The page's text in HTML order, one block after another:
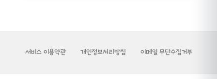
서비스 이용약관 개인정보처리방침 이메일 무단수집거부